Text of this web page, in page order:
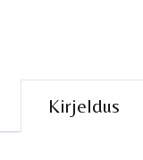
Kirjeldus